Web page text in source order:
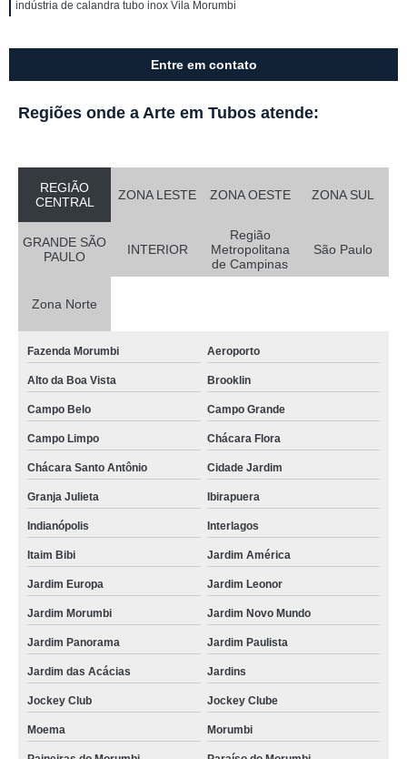
indústria de calandra tubo inox Vila Morumbi
Entre em contato
Regiões onde a Arte em Tubos atende:
REGIÃO
CENTRAL
ZONA LESTE ZONA OESTE ZONA SUL
GRANDE SÃO
PAULO
INTERIOR
Região
Metropolitana
de Campinas
São Paulo
Zona Norte
Fazenda Morumbi Aeroporto
Alto da Boa Vista Brooklin
Campo Belo Campo Grande
Campo Limpo Chácara Flora
Chácara Santo Antônio Cidade Jardim
Granja Julieta Ibirapuera
Indianópolis Interlagos
Itaim Bibi Jardim América
Jardim Europa Jardim Leonor
Jardim Morumbi Jardim Novo Mundo
Jardim Panorama Jardim Paulista
Jardim das Acácias Jardins
Jockey Club Jockey Clube
Moema Morumbi